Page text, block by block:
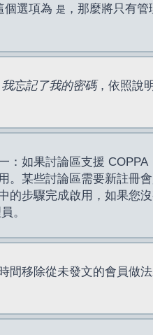
個選項為 是 ，那麼將只有
我忘記了我的密碼，依照說
如果討論區支援
某些討論區需要新註冊
步驟完成啟用，如果您
。
移除從未發文的會員做